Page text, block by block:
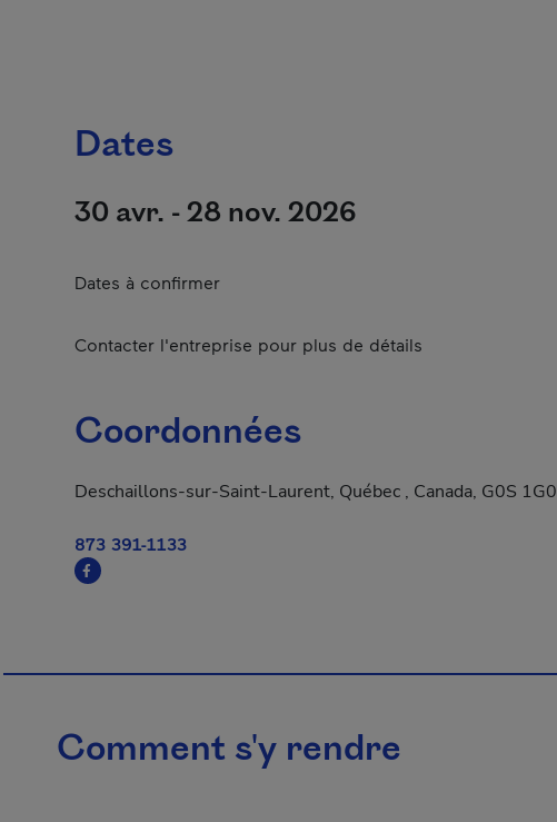
Dates
30 avr. - 28 nov. 2026
Dates à confirmer
Contacter l'entreprise pour plus de détails
Coordonnées
Deschaillons-sur-Saint-Laurent, Québec , Canada, G0S 1G0
873 391-1133
Comment s'y rendre